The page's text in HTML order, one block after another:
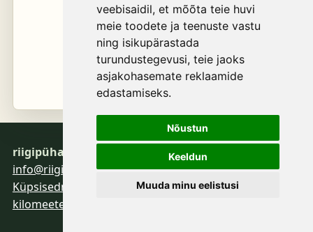
veebisaidil, et mõõta teie huvi
meie toodete ja teenuste vastu
ning isikupärastada
turundustegevusi, teie jaoks
asjakohasemate reklaamide
edastamiseks.
Nõustun
Keeldun
Muuda minu eelistusi
riigipühad.eu
info@riigipuhad.eu
Küpsisedmaksud.eu roosileht.cominfoturve.eu
kilomeeter.com